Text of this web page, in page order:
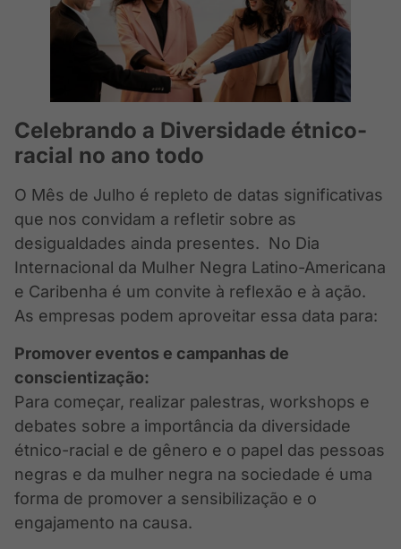
Celebrando a Diversidade étnico-
racial no ano todo
O Mês de Julho é repleto de datas significativas
que nos convidam a refletir sobre as
desigualdades ainda presentes. No Dia
Internacional da Mulher Negra Latino-Americana
e Caribenha é um convite à reflexão e à ação.
As empresas podem aproveitar essa data para:
Promover eventos e campanhas de
conscientização:
Para começar, realizar palestras, workshops e
debates sobre a importância da diversidade
étnico-racial e de gênero e o papel das pessoas
negras e da mulher negra na sociedade é uma
forma de promover a sensibilização e o
engajamento na causa.